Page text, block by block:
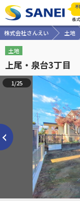
株式会社さんえい 土地
土地
上尾・泉台3丁目
1/25